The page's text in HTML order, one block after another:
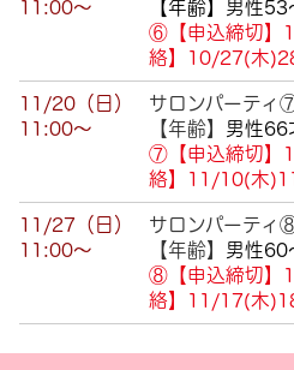
11:00～
【年齢】男性
⑥【申込締切】
絡】10/27(木
11/20（日）
11:00～
サロンパーティ
【年齢】 男性66
⑦【申込締切】
絡】11/10(木
11/27（日）
11:00～
サロンパーティ
【年齢】 男性60
⑧【申込締切】
絡】11/17(木